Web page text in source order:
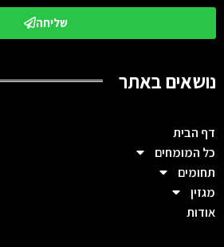
שליחה
נושאים באתר
דף הבית
כל המומחים
תחומים
מגזין
אודות